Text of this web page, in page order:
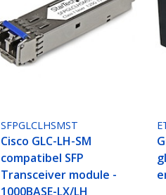
SFPGLCLHSMST
Cisco GLC-LH-SM
compatibel SFP
Transceiver module -
1000BASE-LX/LH